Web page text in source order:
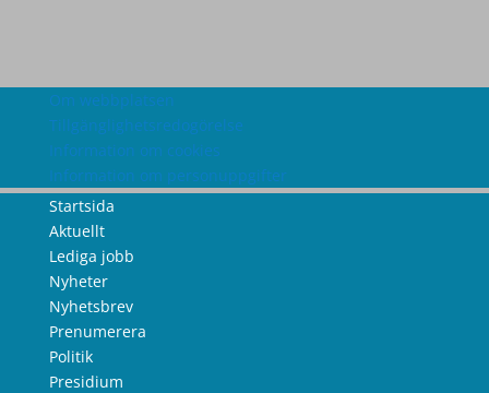
Om webbplatsen
Tillgänglighetsredogörelse
Information om cookies
Information om personuppgifter
Startsida
Aktuellt
Lediga jobb
Nyheter
Nyhetsbrev
Prenumerera
Politik
Presidium